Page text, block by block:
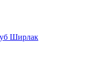
Ширлак